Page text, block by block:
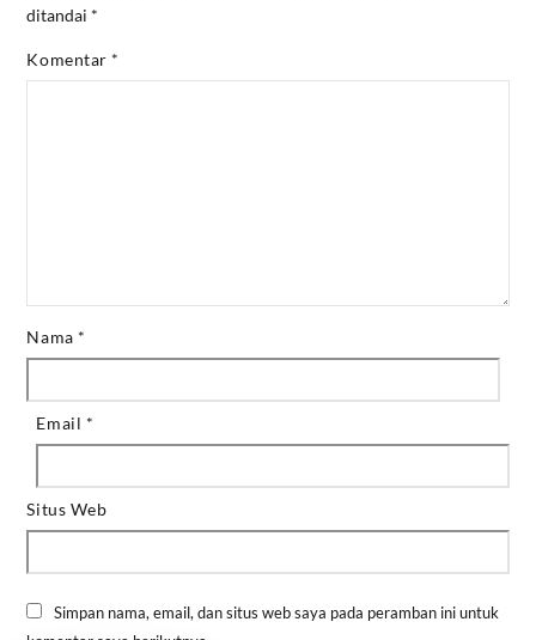
ditandai *
Komentar *
Nama *
Email *
Situs Web
Simpan nama, email, dan situs web saya pada peramban ini untuk